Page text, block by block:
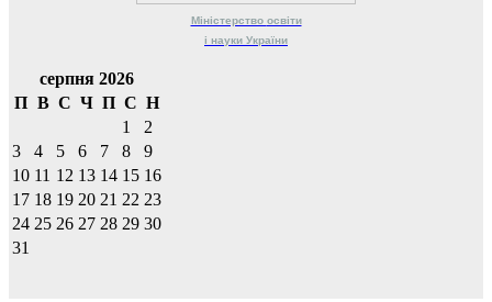
Міністерство освіти
і науки України
серпня 2026
П В С Ч П С Н
1
2
3
4 5 6 7 8
9
10 11 12 13 14 15 16
17 18 19 20 21 22 23
24 25 26 27 28 29 30
31